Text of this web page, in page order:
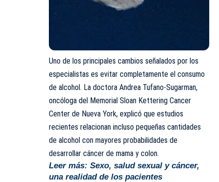
Uno de los principales cambios señalados por los
especialistas es evitar completamente el consumo
de alcohol. La doctora Andrea Tufano-Sugarman,
oncóloga del Memorial Sloan Kettering Cancer
Center de Nueva York, explicó que estudios
recientes relacionan incluso pequeñas cantidades
de alcohol con mayores probabilidades de
desarrollar cáncer de mama y colon.
Leer más: Sexo, salud sexual y cáncer,
una realidad de los pacientes